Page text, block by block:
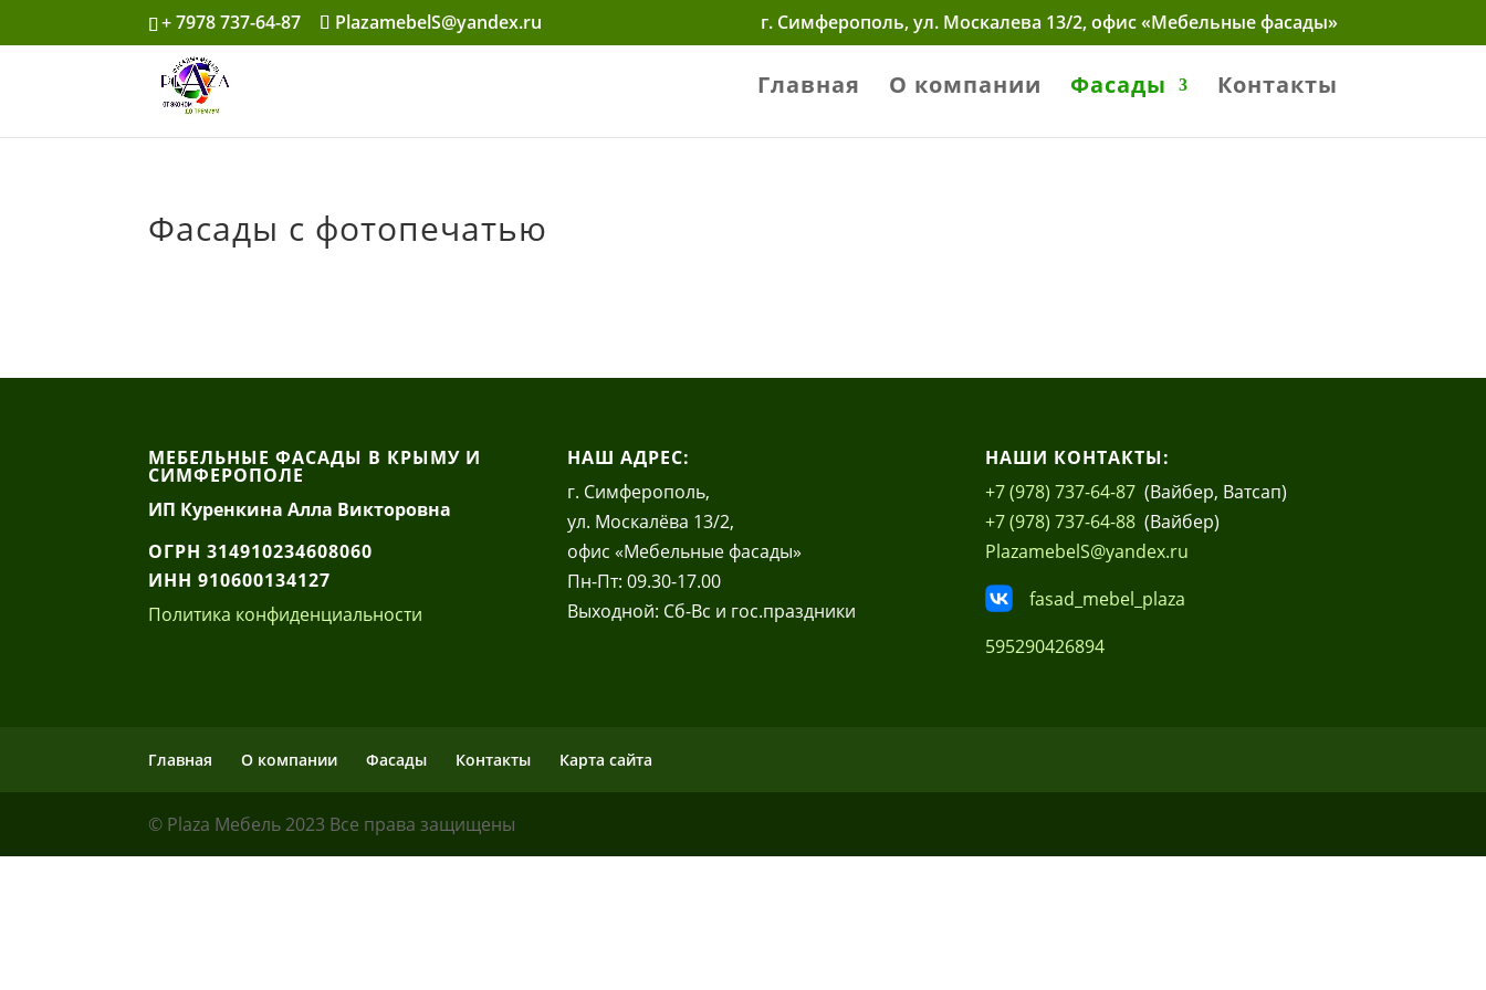
+ 7978 737-64-87 PlazamebelS@yandex.ru г. Симферополь, ул. Москалева 13/2, офис «Мебельные фасады»
Главная О компании Фасады Контакты
Фасады с фотопечатью
МЕБЕЛЬНЫЕ ФАСАДЫ В КРЫМУ И
СИМФЕРОПОЛЕ
ИП Куренкина Алла Викторовна
ОГРН 314910234608060
ИНН 910600134127
Политика конфиденциальности
НАШ АДРЕС:
г. Симферополь,
ул. Москалёва 13/2,
офис «Мебельные фасады»
Пн-Пт: 09.30-17.00
Выходной: Сб-Вс и гос.праздники
НАШИ КОНТАКТЫ:
+7 (978) 737-64-87 (Вайбер, Ватсап)
+7 (978) 737-64-88 (Вайбер)
PlazamebelS@yandex.ru
fasad_mebel_plaza
595290426894
Главная О компании Фасады Контакты Карта сайта
© Plaza Мебель 2023 Все права защищены